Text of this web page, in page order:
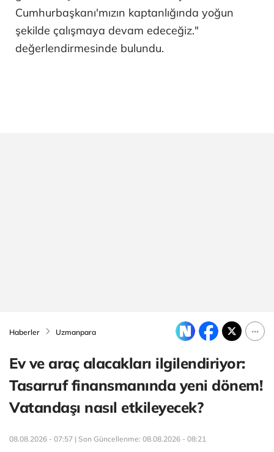
Cumhurbaşkanı'mızın kaptanlığında yoğun
şekilde çalışmaya devam edeceğiz."
değerlendirmesinde bulundu.
Haberler Uzmanpara
Ev ve araç alacakları ilgilendiriyor:
Tasarruf finansmanında yeni dönem!
Vatandaşı nasıl etkileyecek?
08.08.2026 - 07:57 | Son Güncellenme: 08.08.2026 - 08:21